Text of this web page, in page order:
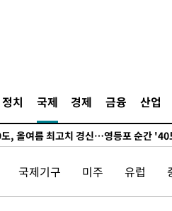
정치 국제 경제 금융 산업
, 동해상으로 미상 발사체 발사"
불볕더위…한밤 열대야도 계속[내일날씨]
개입 관측 배경엔 美의 대한국 무역적자
, 올여름 최고치 경신…영등포 순간
, 800p 회복…0.26% 오른 801.67 마감
301.88포인트(4.58%) 내린 6296.38
국제기구 미주 유럽